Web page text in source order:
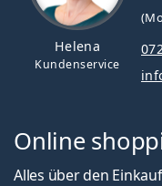
Helena
Kundenservice
Online
Alles über den Einkauf